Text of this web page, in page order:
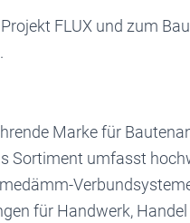
FLUX und zum
.
Marke für
Sortiment umfasst
für Handwerk,